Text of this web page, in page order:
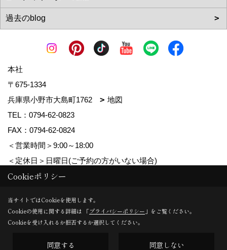
本社
〒675-1334
兵庫県小野市大島町1762
地図
TEL： 0794-62-0823
FAX：0794-62-0824
＜営業時間＞9:00～18:00
＜定休日＞日曜日(ご予約の方がいない場合)
Copyright (c) MDhomes. All Rights Reserved.
Produced byゴデスクリエイト
Cookieポリシー
当サイトではCookieを使用します。
Cookieの使用に関する詳細は 「プライバシーポリシー 」をご覧ください。
Cookieを受け入れるか拒否するか選択してください。
同意する 同意しない